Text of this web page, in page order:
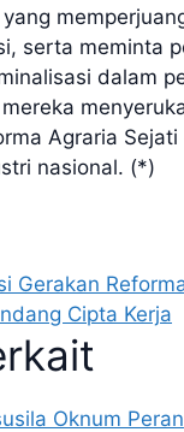
serta meminta
dalam
Agraria Sejati
nasional. (*)
Gerakan
Cipta Kerja
Oknum